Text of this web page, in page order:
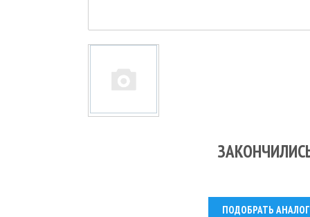
ПОДОБРАТЬ АНАЛОГ